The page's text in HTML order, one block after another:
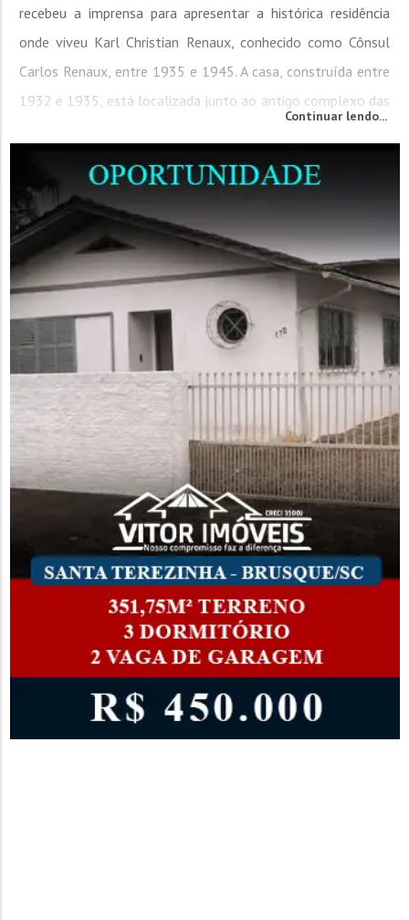
recebeu a imprensa para apresentar a histórica residência
onde viveu Karl Christian Renaux, conhecido como Cônsul
Carlos Renaux, entre 1935 e 1945. A casa, construída entre
1932 e 1935, está localizada junto ao antigo complexo das
integra oficialmente o “Parque Renaux”, após a recente
aquisição pelo...
Continuar lendo...